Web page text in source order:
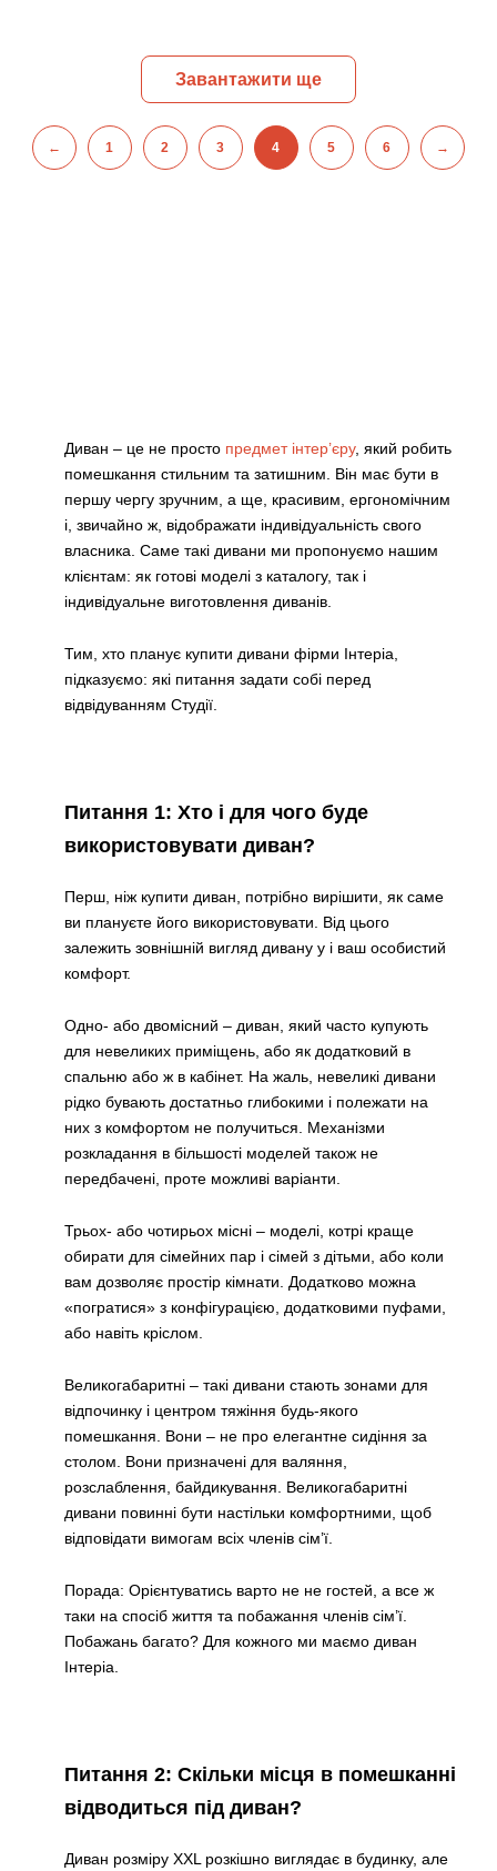
Завантажити ще
← 1 2 3 4 5 6 →
Диван – це не просто предмет інтер’єру, який робить
помешкання стильним та затишним. Він має бути в
першу чергу зручним, а ще, красивим, ергономічним
і, звичайно ж, відображати індивідуальність свого
власника. Саме такі дивани ми пропонуємо нашим
клієнтам: як готові моделі з каталогу, так і
індивідуальне виготовлення диванів.
Тим, хто планує купити дивани фірми Інтеріа,
підказуємо: які питання задати собі перед
відвідуванням Студії.
Питання 1: Хто і для чого буде
використовувати диван?
Перш, ніж купити диван, потрібно вирішити, як саме
ви плануєте його використовувати. Від цього
залежить зовнішній вигляд дивану у і ваш особистий
комфорт.
Одно- або двомісний – диван, який часто купують
для невеликих приміщень, або як додатковий в
спальню або ж в кабінет. На жаль, невеликі дивани
рідко бувають достатньо глибокими і полежати на
них з комфортом не получиться. Механізми
розкладання в більшості моделей також не
передбачені, проте можливі варіанти.
Трьох- або чотирьох місні – моделі, котрі краще
обирати для сімейних пар і сімей з дітьми, або коли
вам дозволяє простір кімнати. Додатково можна
«погратися» з конфігурацією, додатковими пуфами,
або навіть кріслом.
Великогабаритні – такі дивани стають зонами для
відпочинку і центром тяжіння будь-якого
помешкання. Вони – не про елегантне сидіння за
столом. Вони призначені для валяння,
розслаблення, байдикування. Великогабаритні
дивани повинні бути настільки комфортними, щоб
відповідати вимогам всіх членів сім’ї.
Порада: Орієнтуватись варто не не гостей, а все ж
таки на спосіб життя та побажання членів сім’ї.
Побажань багато? Для кожного ми маємо диван
Інтеріа.
Питання 2: Скільки місця в помешканні
відводиться під диван?
Диван розміру XXL розкішно виглядає в будинку, але